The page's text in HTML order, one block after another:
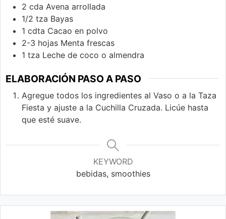
2 cda Avena arrollada
1/2 tza Bayas
1 cdta Cacao en polvo
2-3 hojas Menta frescas
1 tza Leche de coco o almendra
ELABORACIÓN PASO A PASO
Agregue todos los ingredientes al Vaso o a la Taza
Fiesta y ajuste a la Cuchilla Cruzada. Licúe hasta
que esté suave.
KEYWORD
bebidas, smoothies